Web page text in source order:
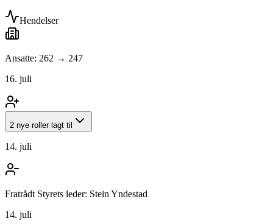
Hendelser
Ansatte: 262 → 247
16. juli
2 nye roller lagt til
14. juli
Fratrådt Styrets leder: Stein Yndestad
14. juli